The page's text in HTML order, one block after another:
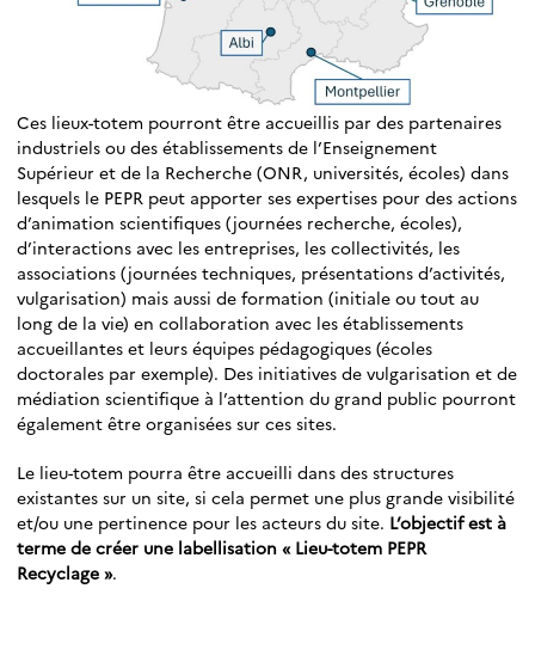
Ces lieux-totem pourront être accueillis par des partenaires
industriels ou des établissements de l’Enseignement
Supérieur et de la Recherche (ONR, universités, écoles) dans
lesquels le PEPR peut apporter ses expertises pour des actions
d’animation scientifiques (journées recherche, écoles),
d’interactions avec les entreprises, les collectivités, les
associations (journées techniques, présentations d’activités,
vulgarisation) mais aussi de formation (initiale ou tout au
long de la vie) en collaboration avec les établissements
accueillantes et leurs équipes pédagogiques (écoles
doctorales par exemple). Des initiatives de vulgarisation et de
médiation scientifique à l’attention du grand public pourront
également être organisées sur ces sites.
Le lieu-totem pourra être accueilli dans des structures
existantes sur un site, si cela permet une plus grande visibilité
et/ou une pertinence pour les acteurs du site. L’objectif est à
terme de créer une labellisation « Lieu-totem PEPR
Recyclage ».